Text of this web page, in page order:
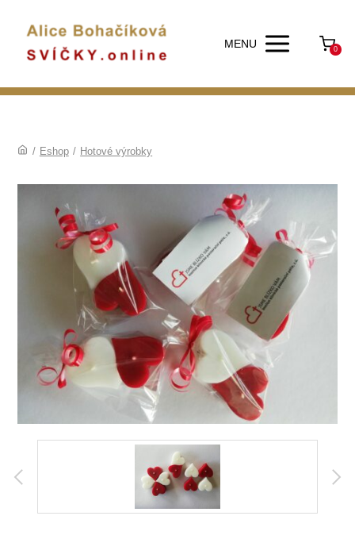
MENU 0
/ Eshop / Hotové výrobky